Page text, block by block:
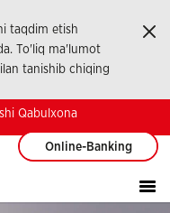
taqdim etish
To'liq ma'lumot
tanishib chiqing
Qabulxona
Online-Banking